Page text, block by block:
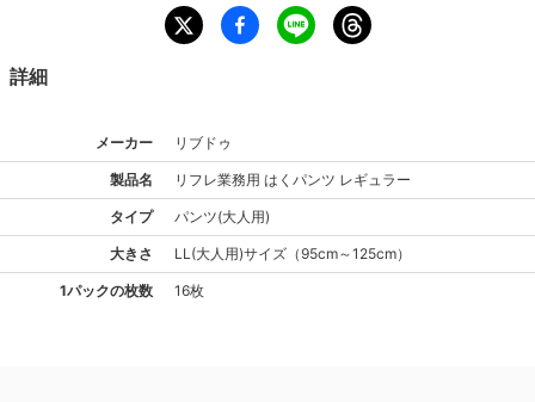
詳細
メーカー リブドゥ
製品名 リフレ業務用 はくパンツ レギュラー
タイプ パンツ(大人用)
大きさ LL(大人用)サイズ （95cm～125cm）
1パックの枚数 16枚